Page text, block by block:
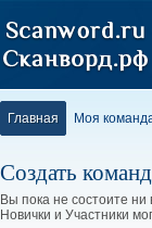
Главная Моя
Создать
Вы пока не состоите ни
Новички и Участники